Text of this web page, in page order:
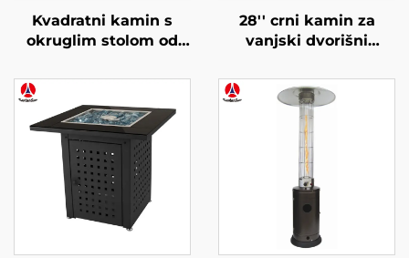
Kvadratni kamin s
okruglim stolom od
28'' crni kamin za
vanjski dvorišni